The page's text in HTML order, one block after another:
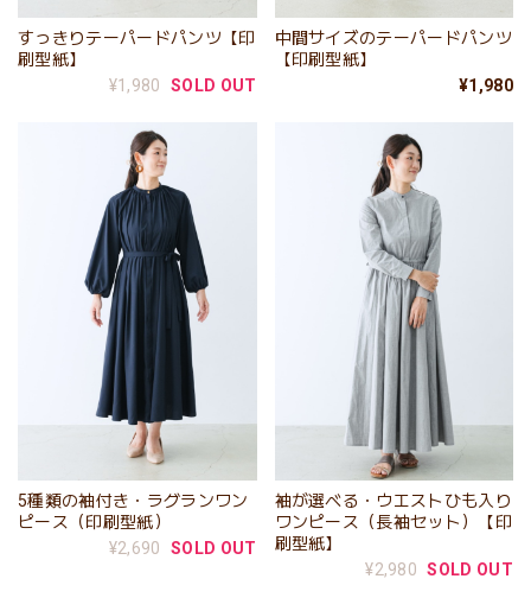
すっきりテーパードパンツ【印
刷型紙】
¥1,980
SOLD OUT
中間サイズのテーパードパンツ
【印刷型紙】
¥1,980
5種類の袖付き・ラグランワン
ピース（印刷型紙）
¥2,690
SOLD OUT
袖が選べる・ウエストひも入り
ワンピース（長袖セット）【印
刷型紙】
¥2,980 SOLD OUT